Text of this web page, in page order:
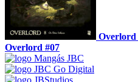
Overlord
Overlord #07